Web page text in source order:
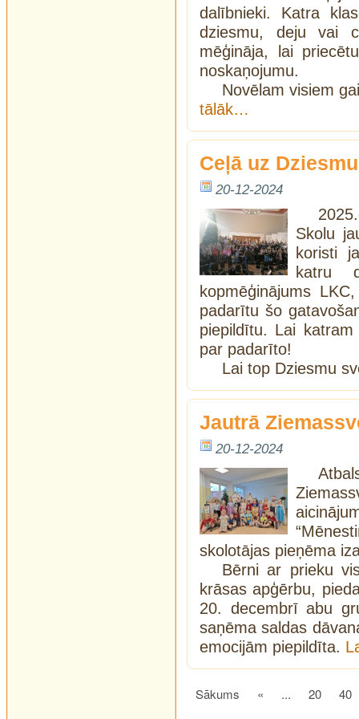
dalībnieki. Katra
dziesmu, deju vai
mēģināja, lai
noskaņojumu.
Novēlam visiem
tālāk…
Ceļā uz
20-12-2024
Skolu
koristi
katru
kopmēģinājums
padarītu šo
piepildītu. Lai
par padarīto!
Lai top Dziesmu
Jautrā
20-12-2024
skolotājas pieņēma
Bērni ar prieku
krāsas apģērbu,
20. decembrī abu
saņēma saldas
emocijām piepildīta.
Sākums « ... 20 40